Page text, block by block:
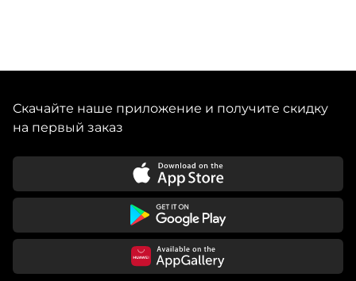
Скачайте наше приложение и получите скидку
на первый заказ